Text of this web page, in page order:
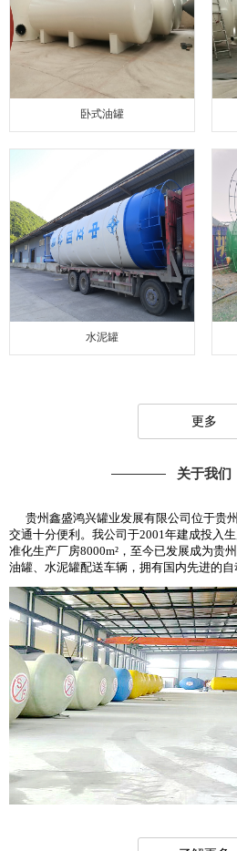
卧式油罐
水泥罐
更多
关于我们
贵州鑫盛鸿兴罐业发展有限公司位于贵
交通十分便利。我公司于2001年建成投入
准化生产厂房8000m²，至今已发展成为贵
油罐、水泥罐配送车辆，拥有国内先进的自